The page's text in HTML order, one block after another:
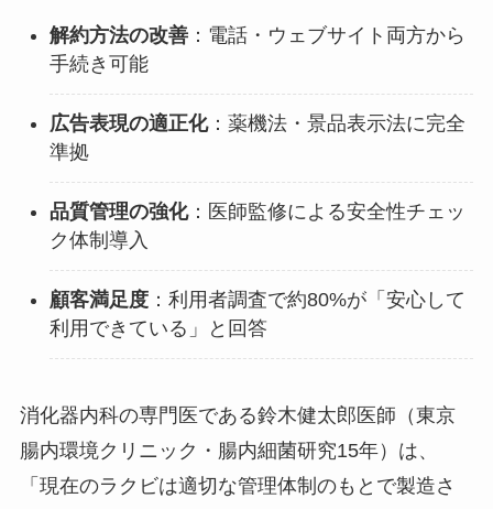
解約方法の改善：電話・ウェブサイト両方から
手続き可能
広告表現の適正化：薬機法・景品表示法に完全
準拠
品質管理の強化：医師監修による安全性チェッ
ク体制導入
顧客満足度：利用者調査で約80%が「安心して
利用できている」と回答
消化器内科の専門医である鈴木健太郎医師（東京
腸内環境クリニック・腸内細菌研究15年）は、
「現在のラクビは適切な管理体制のもとで製造さ